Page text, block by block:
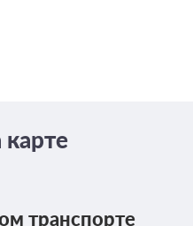
транспорте